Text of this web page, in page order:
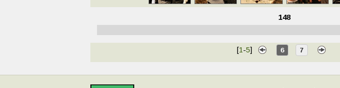
148
[1 -5] 6 7